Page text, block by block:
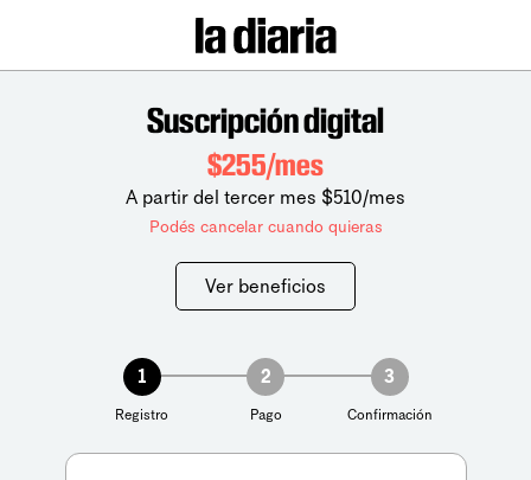
Suscripción digital
$255/mes
A partir del tercer mes $510/mes
Podés cancelar cuando quieras
Ver beneficios
1
Registro
2
Pago
3
Confirmación